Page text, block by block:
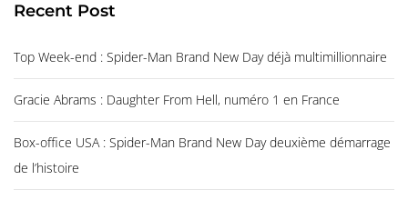
Recent Post
Top Week-end : Spider-Man Brand New Day déjà multimillionnaire
Gracie Abrams : Daughter From Hell, numéro 1 en France
Box-office USA : Spider-Man Brand New Day deuxième démarrage
de l’histoire